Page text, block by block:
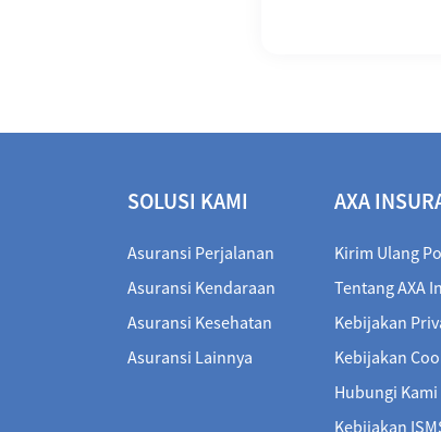
SOLUSI KAMI AXA
Asuransi Perjalanan
Asuransi Kendaraan
Asuransi Kesehatan
Asuransi Lainnya
Kirim Ulang
Tentang AXA
Kebijakan
Kebijakan
Hubungi Kami
Kebijakan